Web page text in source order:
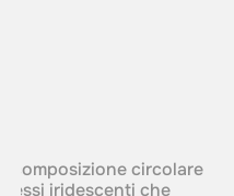
composizione circolare
iridescenti che